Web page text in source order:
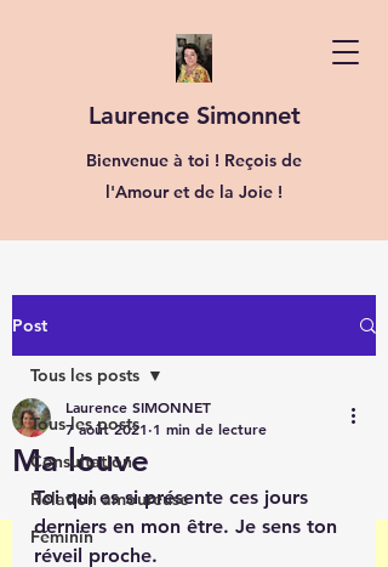
Laurence Simonnet
Bienvenue à toi ! Reçois de
l'Amour et de la Joie !
Post
Tous les posts
Consultation
Relation amoureuse
Féminin
Tous les posts
Ma louve
Laurence SIMONNET
7 août 2021 1 min de lecture
Toi qui es si présente ces jours
derniers en mon être. Je sens ton
réveil proche.